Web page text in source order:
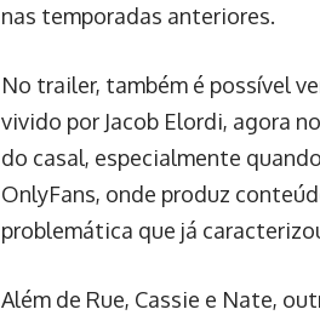
nas temporadas anteriores.
No trailer, também é possível
vivido por Jacob Elordi, agora
do casal, especialmente
OnlyFans, onde produz
problemática que já
Além de Rue, Cassie e Nate,